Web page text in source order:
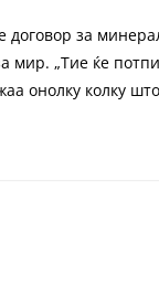
за
мир. „Тие ќе
онолку колку